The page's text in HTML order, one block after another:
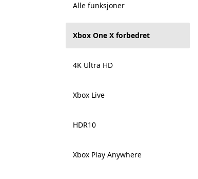
Alle funksjoner
Xbox One X forbedret
4K Ultra HD
Xbox Live
HDR10
Xbox Play Anywhere